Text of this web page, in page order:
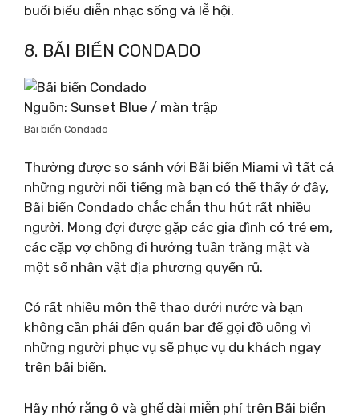
buổi biểu diễn nhạc sống và lễ hội.
8. BÃI BIỂN CONDADO
Nguồn: Sunset Blue / màn trập
Bãi biển Condado
Thường được so sánh với Bãi biển Miami vì tất cả
những người nổi tiếng mà bạn có thể thấy ở đây,
Bãi biển Condado chắc chắn thu hút rất nhiều
người. Mong đợi được gặp các gia đình có trẻ em,
các cặp vợ chồng đi hưởng tuần trăng mật và
một số nhân vật địa phương quyến rũ.
Có rất nhiều môn thể thao dưới nước và bạn
không cần phải đến quán bar để gọi đồ uống vì
những người phục vụ sẽ phục vụ du khách ngay
trên bãi biển.
Hãy nhớ rằng ô và ghế dài miễn phí trên Bãi biển